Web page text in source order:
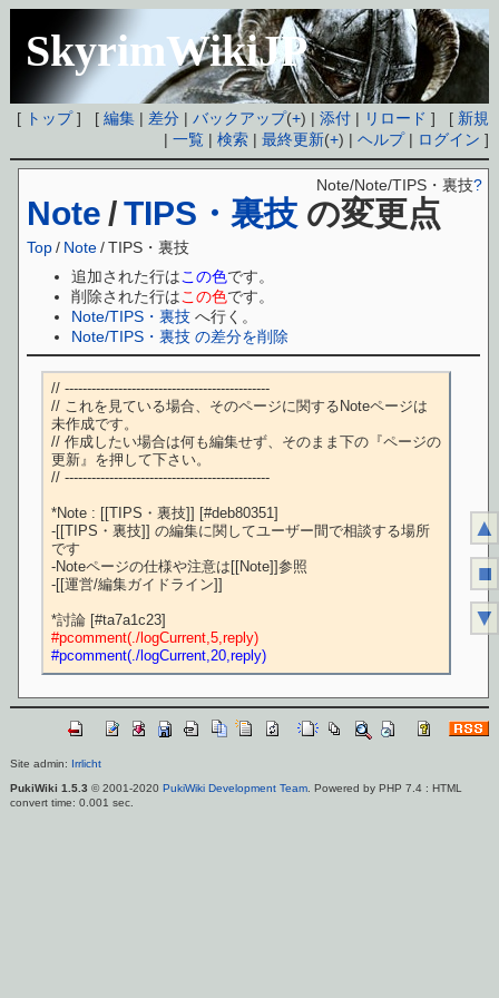
SkyrimWikiJP
[ トップ] [編集 | 差分 |バックアップ(+) |添付 | リロード ] [ 新規
|一覧 |検索 |最終更新(+) |ヘルプ| ログイン ]
Note /TIPS・裏技 の変更点
Note/Note/TIPS・裏技?
Top / Note/TIPS・裏技
追加された行はこの色です。
削除された行はこの色です。
Note/TIPS・裏技 へ行く。
Note/TIPS・裏技 の差分を削除
// ----------------------------------------------
// これを見ている場合、そのページに関するNoteページは
未作成です。
// 作成したい場合は何も編集せず、そのまま下の『ページの
更新』を押して下さい。
// ----------------------------------------------
*Note : [[TIPS・裏技]] [#deb80351]
-[[TIPS・裏技]] の編集に関してユーザー間で相談する場所
です
-Noteページの仕様や注意は[[Note]]参照
-[[運営/編集ガイドライン]]
#pcomment(./logCurrent,5,reply)
#pcomment(./logCurrent,20,reply)
Site admin: Irrlicht
PukiWiki 1.5.3 © 2001-2020 PukiWiki Development Team. Powered by PHP 7.4 : HTML
convert time: 0.001 sec.
▲
■
▼